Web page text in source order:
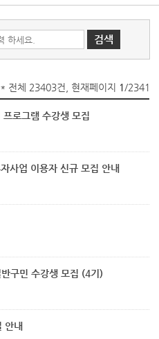
* 전체 23403건, 현재페이지 1/2341
로그램 수강생 모집
사업 이용자 신규 모집 안내
반구민 수강생 모집 (4기)
안내